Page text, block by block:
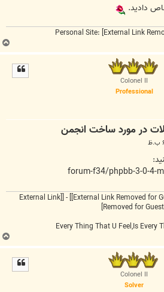
دادید.
Personal Site:[External Link
ب
ا
Colonel II
Professional
forum-f34/phpbb-3-0-4-
] - [
[External Link
Removed for
Every Thing That U Feel,Is Every
ب
ا
Colonel II
Solver